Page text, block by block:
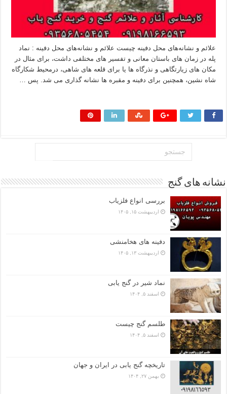
علائم و نشانه‌های محل دفینه چیست علائم و نشانه‌های محل دفینه : نماد
پله در زمان های باستان معانی و تفسیر های مختلفی داشت، برای مثال در
مکان های زیارتگاهی و نذرگاه ها یا برای قلعه های شاهی، درمحیط شکارگاه
شاه نشین، همچنین برای دفینه و مقبره ها نشانه گذاری می شد. پس …
نشانه های گنج
بررسی انواع فلزیاب
اردیبهشت ۱۵, ۱۴۰۵
دفینه های هخامنشی
اردیبهشت ۱۳, ۱۴۰۵
نماد شیر در گنج یابی
اسفند ۵, ۱۴۰۴
طلسم گنج چیست
اسفند ۵, ۱۴۰۴
تاریخچه گنج‌ یابی در ایران و جهان
بهمن ۲۷, ۱۴۰۴